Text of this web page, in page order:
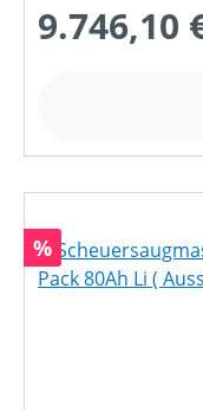
9.746,10
Rabatt
%